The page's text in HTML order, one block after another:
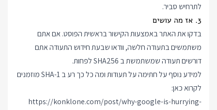
לתרחיש סביר.
3. אז מה עושים
בדקו את האתר באמצעות הקישור בראשית הפוסט. אם אתם
משתמשים בתעודה חלשה, וודאו שבעת חידוש התעודה אתם
דורשים תעודה שמשתמשת ב SHA256 לפחות.
למידע נוסף על חתימה על תעודות ומה כל כך רע ב SHA-1 מוזמנים
לקרוא כאן:
https://konklone.com/post/why-google-is-hurrying-